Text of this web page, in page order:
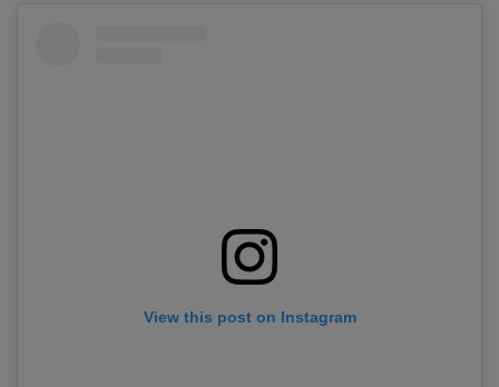
View this post on Instagram